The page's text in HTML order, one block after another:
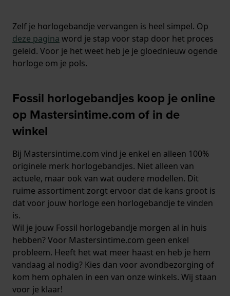
Zelf je horlogebandje vervangen is heel simpel. Op
deze pagina word je stap voor stap door het proces
geleid. Voor je het weet heb je je gloednieuw ogende
horloge om je pols.
Fossil horlogebandjes koop je online
op Mastersintime.com of in de
winkel
Bij Mastersintime.com vind je enkel en alleen 100%
originele merk horlogebandjes. Niet alleen van
actuele, maar ook van wat oudere modellen. Dit
ruime assortiment zorgt ervoor dat de kans groot is
dat voor jouw horloge een horlogebandje te vinden
is.
Wil je jouw Fossil horlogebandje morgen al in huis
hebben? Voor Mastersintime.com geen enkel
probleem. Heeft het wat meer haast en heb je hem
vandaag al nodig? Kies dan voor avondbezorging of
kom hem ophalen in een van onze winkels. Wij staan
voor je klaar!